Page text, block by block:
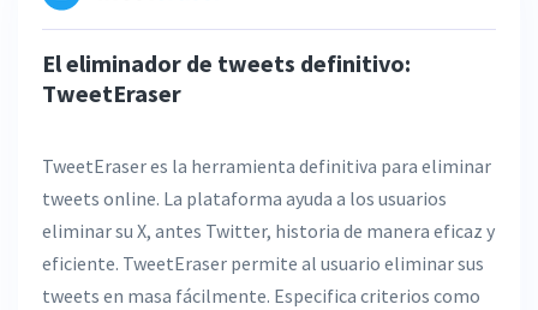
El eliminador de tweets definitivo:
TweetEraser
TweetEraser es la herramienta definitiva para eliminar
tweets online. La plataforma ayuda a los usuarios
eliminar su X, antes Twitter, historia de manera eficaz y
eficiente. TweetEraser permite al usuario eliminar sus
tweets en masa fácilmente. Especifica criterios como